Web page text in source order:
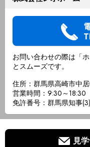
お問い合わせの際は「
とスムーズです。
住所：群馬県高崎市中居
営業時間：9:30～18:30
免許番号：群馬県知事
見